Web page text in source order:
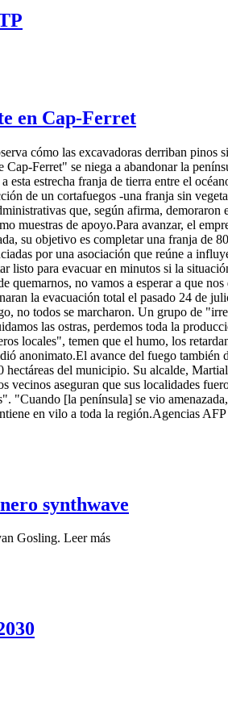
en Cap-Ferret
cómo las excavadoras derriban pinos
Ferret" se niega a abandonar la
esta estrecha franja de tierra entre el
de un cortafuegos -una franja sin
que, según afirma, demoraron
muestras de apoyo.Para avanzar, el
su objetivo es completar una franja de
por una asociación que reúne a
listo para evacuar en minutos si la
quemarnos, no vamos a esperar a que
la evacuación total el pasado 24 de
no todos se marcharon. Un grupo de
las ostras, perdemos toda la
locales", temen que el humo, los
anonimato.El avance del fuego también
hectáreas del municipio. Su alcalde,
vecinos aseguran que sus localidades
"Cuando [la península] se vio
en vilo a toda la región.Agencias
synthwave
Gosling. Leer más